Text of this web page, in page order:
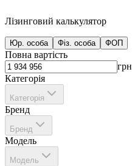
Лізинговий калькулятор
Юр. особа Фіз. особа ФОП
Повна вартість
грн
Категорія
Категорія
Бренд
Бренд
Модель
Модель